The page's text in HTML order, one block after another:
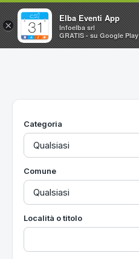
Home
Utilità
Categoria
Comune
Località o titolo
×
Elba Eventi App
Infoelba srl
GRATIS - su Google Play